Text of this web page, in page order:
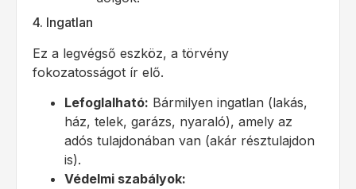
4. Ingatlan
Ez a legvégső eszköz, a törvény
fokozatosságot ír elő.
Lefoglalható: Bármilyen ingatlan (lakás,
ház, telek, garázs, nyaraló), amely az
adós tulajdonában van (akár résztulajdon
is).
Védelmi szabályok: